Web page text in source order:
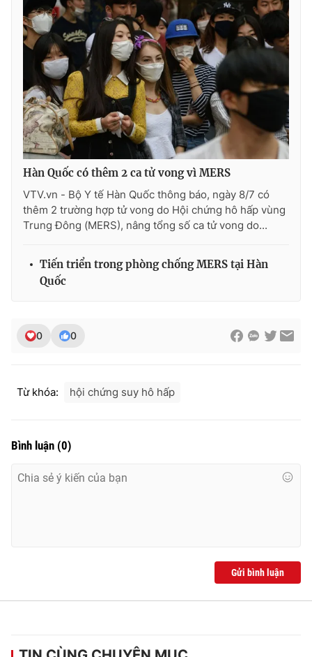
Emagazine Podcast
Photo Infographic
Video Shorts video
VTV Money VTV Thể thao
VTV Sức khoẻ Bất động sản
Thị trường 24h Tấm lòng Việt
VTV4 Vươn mình bằng AI
Liên hệ tòa soạn
Theo dõi báo trên
Tổng đài VTV:
024.38 355 931 - 024.38 355 932
Hàn Quốc có thêm 2 ca tử vong vì MERS
VTV.vn - Bộ Y tế Hàn Quốc thông báo, ngày 8/7 có
thêm 2 trường hợp tử vong do Hội chứng hô hấp vùng
Trung Đông (MERS), nâng tổng số ca tử vong do...
Tiến triển trong phòng chống MERS tại Hàn
Quốc
0 0
Từ khóa: hội chứng suy hô hấp
Bình luận (0)
Gửi bình luận